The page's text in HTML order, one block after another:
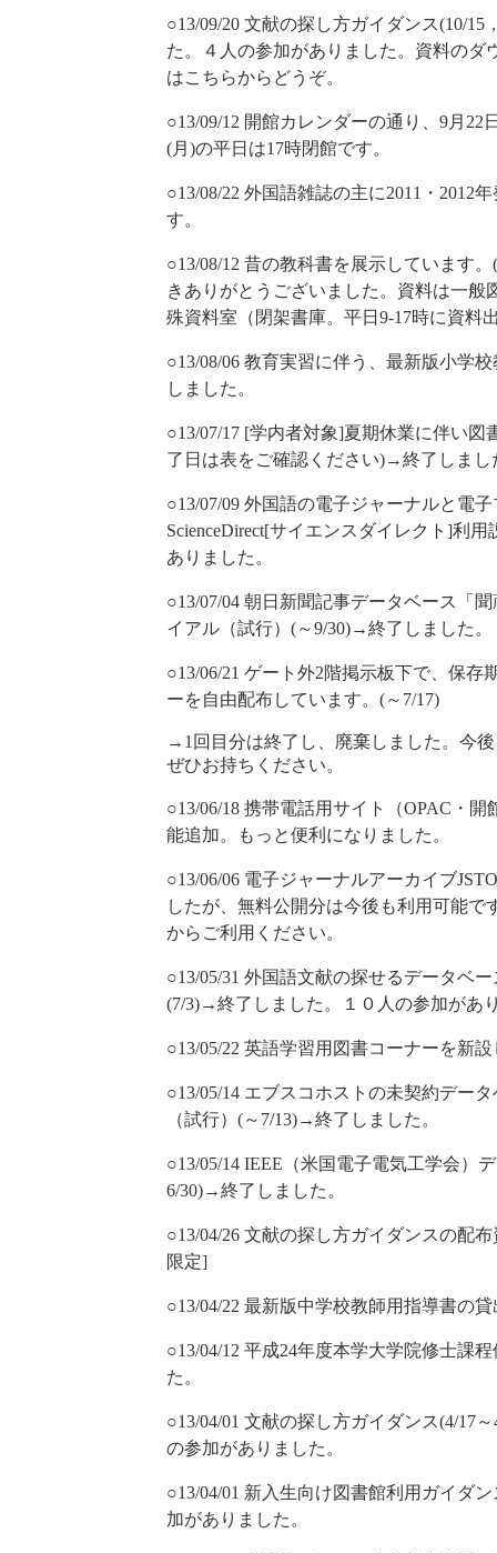
○13/09/20 文献の探し方ガイダンス(10/15
た。４人の参加がありました。資料の
はこちらからどうぞ。
○13/09/12 開館カレンダーの通り、9月22
(月)の平日は17時閉館です。
○13/08/22 外国語雑誌の主に2011・
す。
○13/08/12 昔の教科書を展示しています
きありがとうございました。資料は一般
殊資料室（閉架書庫。平日9-17時に資料
○13/08/06 教育実習に伴う、最新版小学
しました。
○13/07/17 [学内者対象]夏期休業に伴い
了日は表をご確認ください)→終了しまし
○13/07/09 外国語の電子ジャーナルと電
ScienceDirect[サイエンスダイレクト]利
ありました。
○13/07/04 朝日新聞記事データベース「
イアル（試行）(～9/30)→終了しました。
○13/06/21 ゲート外2階掲示板下で、保
ーを自由配布しています。(～7/17)
→1回目分は終了し、廃棄しました。今
ぜひお持ちください。
○13/06/18 携帯電話用サイト（OPAC・
能追加。もっと便利になりました。
○13/06/06 電子ジャーナルアーカイブ
したが、無料公開分は今後も利用可能
からご利用ください。
○13/05/31 外国語文献の探せるデータベ
(7/3)→終了しました。１０人の参加があ
○13/05/22 英語学習用図書コーナーを新
○13/05/14 エブスコホストの未契約デー
（試行）(～7/13)→終了しました。
○13/05/14 IEEE（米国電子電気工学会）
6/30)→終了しました。
○13/04/26 文献の探し方ガイダンスの配
限定]
○13/04/22 最新版中学校教師用指導書の
○13/04/12 平成24年度本学大学院修士課
た。
○13/04/01 文献の探し方ガイダンス(4/17
の参加がありました。
○13/04/01 新入生向け図書館利用ガイダ
加がありました。